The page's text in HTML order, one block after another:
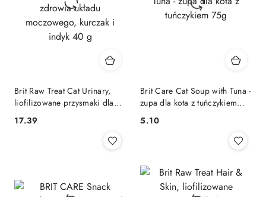
Brit Raw Treat Cat Urinary,
liofilizowane przysmaki dla
kota wsparcie zdrowia układu
moczowego, kurczak i indyk
Cena:
17.39
Brit Care Cat Soup with Tuna -
zupa dla kota z tuńczykiem
75g
Cena:
5.10